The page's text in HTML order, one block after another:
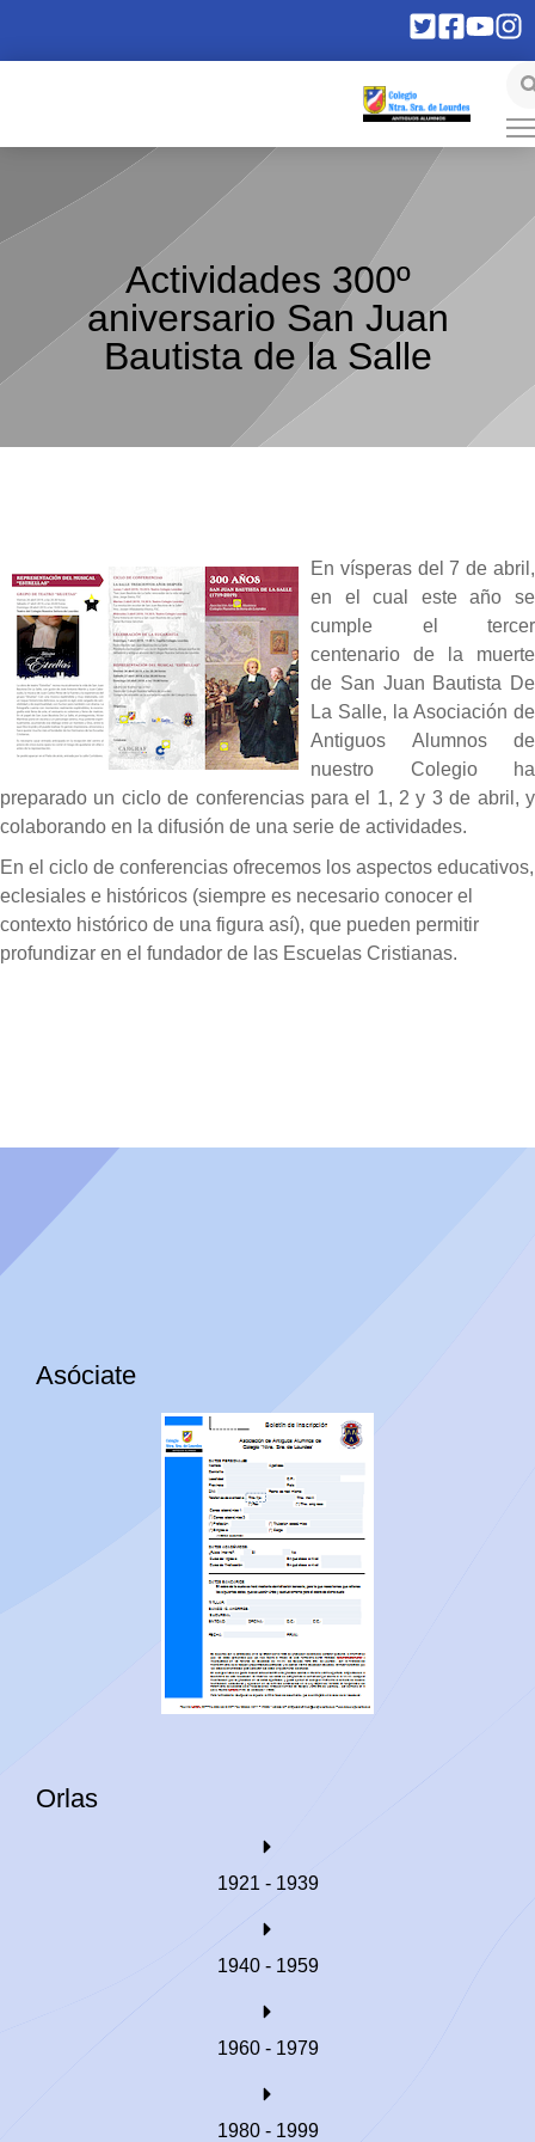
Actividades 300º
aniversario San Juan
Bautista de la Salle
En vísperas del 7 de abril,
en el cual este año se
cumple el tercer
centenario de la muerte
de San Juan Bautista De
La Salle, la Asociación de
Antiguos Alumnos de
nuestro Colegio ha
preparado un ciclo de conferencias para el 1, 2 y 3 de abril, y
colaborando en la difusión de una serie de actividades.
En el ciclo de conferencias ofrecemos los aspectos educativos,
eclesiales e históricos (siempre es necesario conocer el
contexto histórico de una figura así), que pueden permitir
profundizar en el fundador de las Escuelas Cristianas.
Asóciate
Orlas
1921 - 1939
1940 - 1959
1960 - 1979
1980 - 1999